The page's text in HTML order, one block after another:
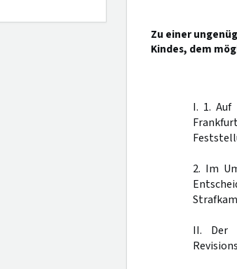
Zu einer
Kindes, dem
I. 1. Auf
2. Im
II. Der